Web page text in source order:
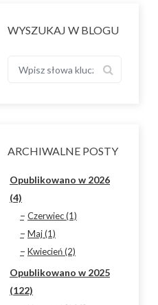
WYSZUKAJ W BLOGU
ARCHIWALNE POSTY
Opublikowano w 2026
(4)
Czerwiec (1)
Maj (1)
Kwiecień (2)
Opublikowano w 2025
(122)